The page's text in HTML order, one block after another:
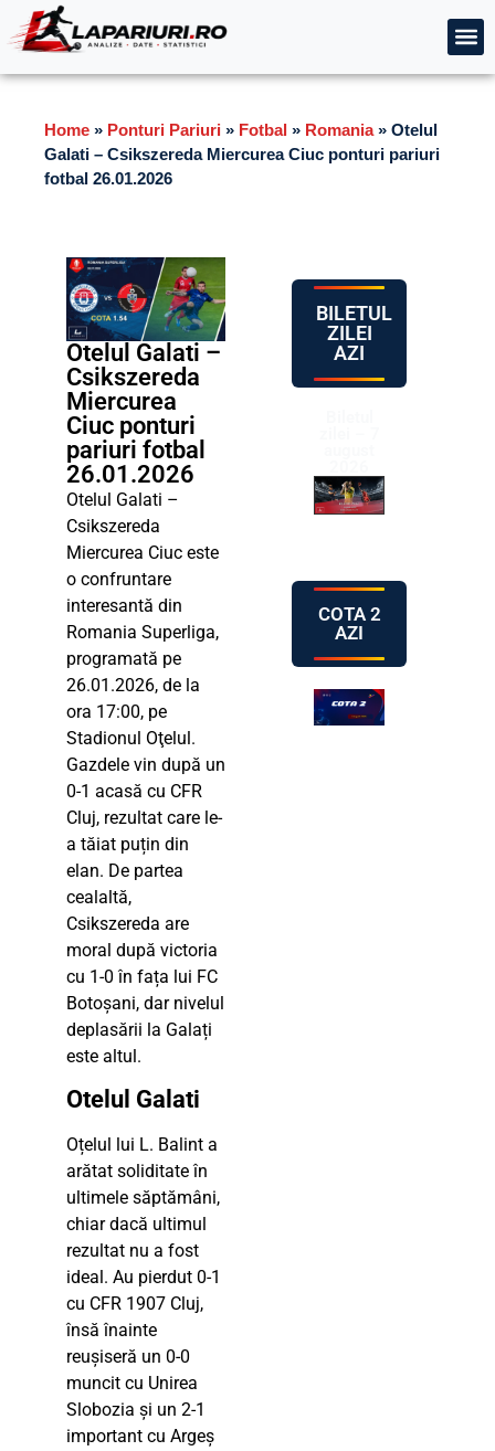
Home » Ponturi Pariuri » Fotbal » Romania» Otelul
Galati – Csikszereda Miercurea Ciuc ponturi pariuri
fotbal 26.01.2026
Otelul Galati –
Csikszereda
Miercurea
Ciuc ponturi
pariuri fotbal
26.01.2026
Otelul Galati –
Csikszereda
Miercurea Ciuc este
o confruntare
interesantă din
Romania Superliga,
programată pe
26.01.2026, de la
ora 17:00, pe
Stadionul Oţelul.
Gazdele vin după un
0-1 acasă cu CFR
Cluj, rezultat care le-
a tăiat puțin din
elan. De partea
cealaltă,
Csikszereda are
moral după victoria
cu 1-0 în fața lui FC
Botoșani, dar nivelul
deplasării la Galați
este altul.
Otelul Galati
Oțelul lui L. Balint a
arătat soliditate în
ultimele săptămâni,
chiar dacă ultimul
rezultat nu a fost
ideal. Au pierdut 0-1
cu CFR 1907 Cluj,
însă înainte
reușiseră un 0-0
muncit cu Unirea
Slobozia și un 2-1
important cu Argeș
BILETUL
ZILEI
AZI
COTA 2
AZI